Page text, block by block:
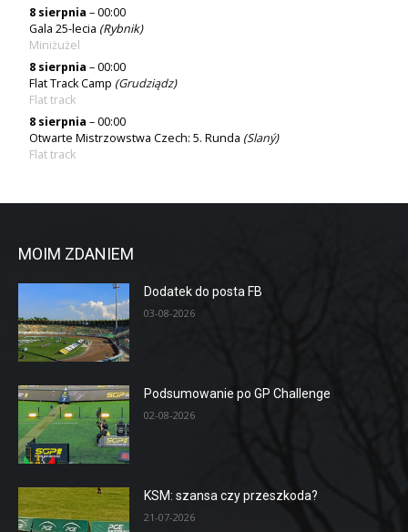
8 sierpnia – 00:00
Gala 25-lecia (Rybnik)
Miniżużel
8 sierpnia – 00:00
Flat Track Camp (Grudziądz)
Flat track
8 sierpnia – 00:00
Otwarte Mistrzowstwa Czech: 5. Runda (Slaný)
Flat track
MOIM ZDANIEM
Dodatek do posta FB
03-08-2026
Podsumowanie po GP Challenge
02-08-2026
KSM: szansa czy przeszkoda?
21-07-2026